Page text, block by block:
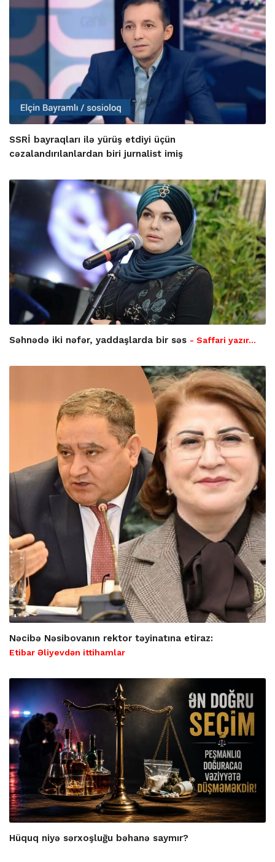
SSRİ bayraqları ilə yürüş etdiyi üçün
cəzalandırılanlardan biri jurnalist imiş
Səhnədə iki nəfər, yaddaşlarda bir səs - Saffari yazır…
Nəcibə Nəsibovanın rektor təyinatına etiraz:
Etibar Əliyevdən ittihamlar
Hüquq niyə sərxoşluğu bəhanə saymır?